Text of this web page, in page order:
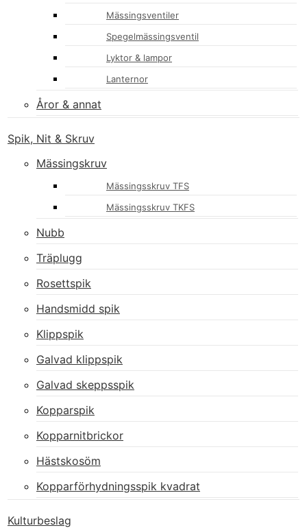
Mässingsventiler
Spegelmässingsventil
Lyktor & lampor
Lanternor
Åror & annat
Spik, Nit & Skruv
Mässingskruv
Mässingsskruv TFS
Mässingsskruv TKFS
Nubb
Träplugg
Rosettspik
Handsmidd spik
Klippspik
Galvad klippspik
Galvad skeppsspik
Kopparspik
Kopparnitbrickor
Hästskosöm
Kopparförhydningsspik kvadrat
Kulturbeslag